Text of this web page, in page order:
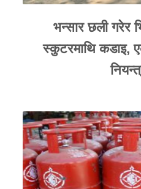
भन्सार छली गरेर
स्कुटरमाथि कडाइ,